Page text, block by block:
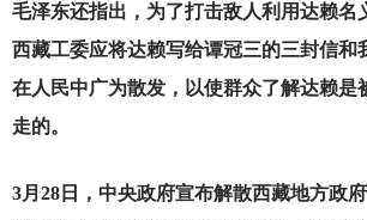
毛泽东还指出，为了打击敌人利用达赖名
西藏工委应将达赖写给谭冠三的三封信和
在人民中广为散发，以使群众了解达赖是
走的。
3月28日，中央政府宣布解散西藏地方政